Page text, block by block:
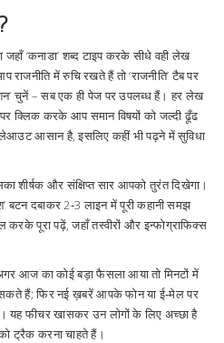
‘कनाडा’ शब्द टाइप करके सीधे वही लेख
में रुचि रखते हैं तो ‘राजनीति’ टैब पर
चुनें – सब एक ही पेज पर उपलब्ध हैं। हर लेख
क्लिक करके आप समान विषयों को जल्दी ढूँढ
आसान है, इसलिए कहीं भी पढ़ने में सुविधा
शीर्षक और संक्षिप्त सार आपको तुरंत दिखेगा।
बटन दबाकर 2‑3 लाइन में पूरी कहानी समझ
करके पूरा पढ़ें, जहाँ तस्वीरों और इन्फोग्राफिक्स
आज का कोई बड़ा फैसला आया तो मिनटों में
हैं; फिर नई ख़बरें आपके फोन या ई‑मेल पर
यह फीचर खासकर उन लोगों के लिए अच्छा है
ट्रैक करना चाहते हैं।